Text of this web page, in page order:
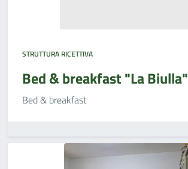
STRUTTURA RICETTIVA
Bed & breakfast "La Biulla"
Bed & breakfast